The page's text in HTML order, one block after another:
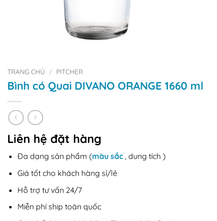
TRANG CHỦ / PITCHER
Bình có Quai DIVANO ORANGE 1660 ml
Liên hệ đặt hàng
Đa dạng sản phẩm (màu sắc, dung tích )
Giá tốt cho khách hàng sỉ/lẻ
Hỗ trợ tư vấn 24/7
Miễn phí ship toàn quốc